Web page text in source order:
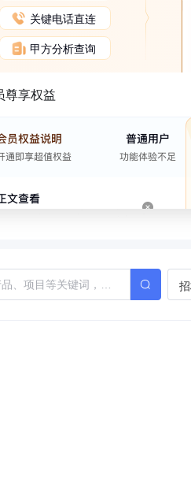
关键电话直连
甲方分析查询
尊享权益